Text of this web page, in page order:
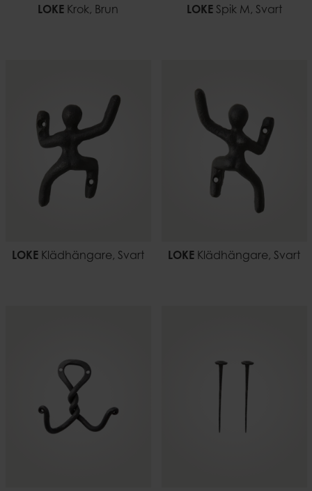
LOKE Krok, Brun LOKESpik M, Svart
LOKE Klädhängare, Svart LOKE Klädhängare, Svart